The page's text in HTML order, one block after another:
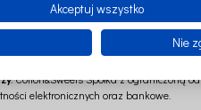
. Cotton&Sweets Spółka z
m.in. dostawcy świadczący usługę
. Cotton&Sweets Spółka z ograniczoną
elektronicznych oraz bankowe.
Akceptuj wszystko
Nie